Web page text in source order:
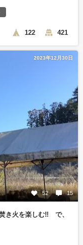
122 421
2023年12月30日
52 15
き火を楽しむ‼️ で、